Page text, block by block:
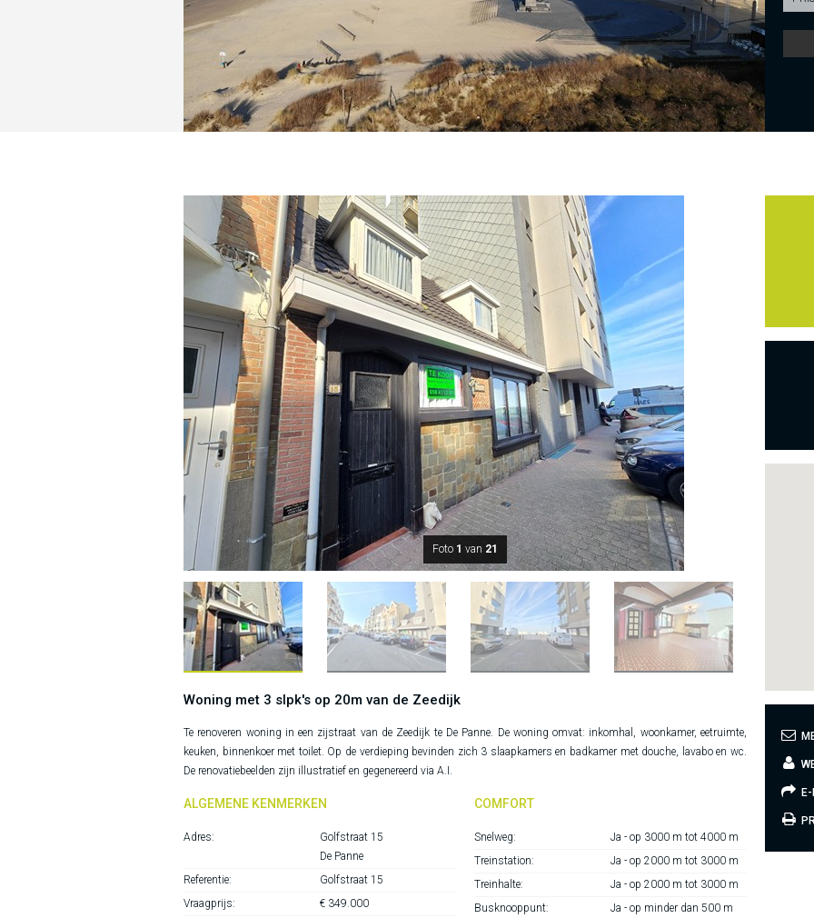
Foto 1 van 21
Woning met 3 slpk's op 20m van de Zeedijk
Te renoveren woning in een zijstraat van de Zeedijk te De Panne. De woning omvat: inkomhal, woonkamer, eetruimte,
keuken, binnenkoer met toilet. Op de verdieping bevinden zich 3 slaapkamers en badkamer met douche, lavabo en wc.
De renovatiebeelden zijn illustratief en gegenereerd via A.I.
ALGEMENE KENMERKEN
Adres:
Golfstraat 15
De Panne
Referentie:
Golfstraat 15
Vraagprijs:
€ 349.000
COMFORT
Snelweg:
Ja - op 3000 m tot 4000 m
Treinstation:
Ja - op 2000 m tot 3000 m
Treinhalte:
Ja - op 2000 m tot 3000 m
Busknooppunt:
Ja - op minder dan 500 m